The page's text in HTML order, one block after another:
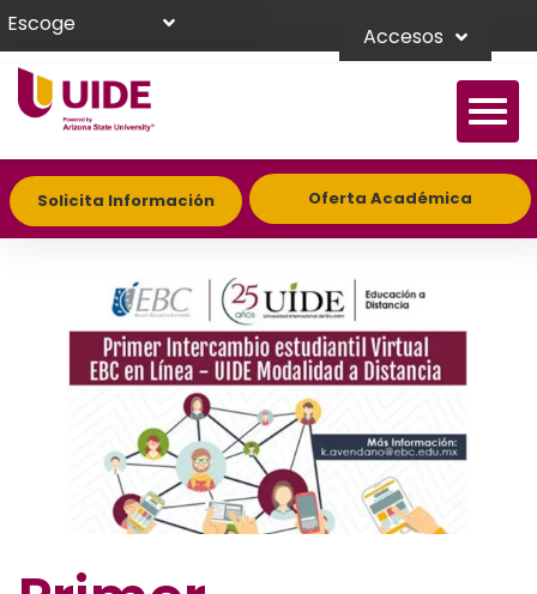
Escoge Accesos
Solicita Información Oferta Académica